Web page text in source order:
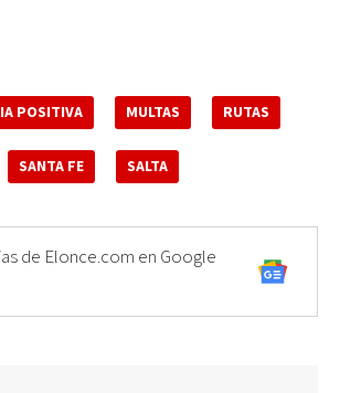
POSITIVA MULTAS RUTAS
SANTA FE SALTA
de Elonce.com en Google